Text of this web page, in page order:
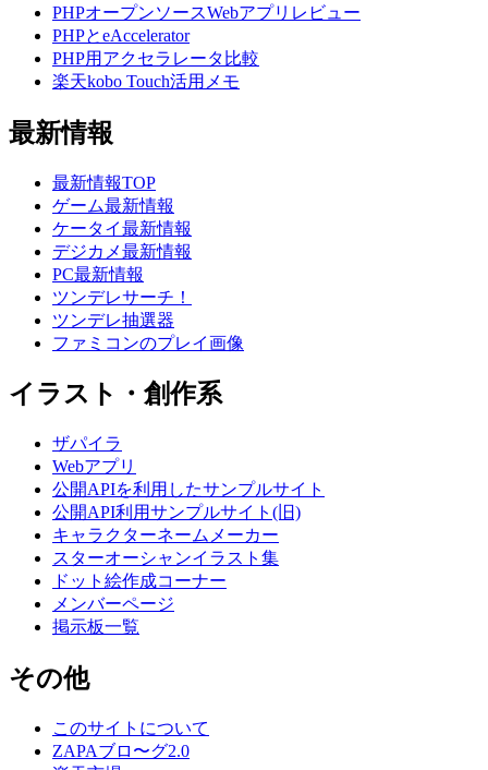
PHPオープンソースWebアプリレビュー
PHPとeAccelerator
PHP用アクセラレータ比較
楽天kobo Touch活用メモ
最新情報
最新情報TOP
ゲーム最新情報
ケータイ最新情報
デジカメ最新情報
PC最新情報
ツンデレサーチ！
ツンデレ抽選器
ファミコンのプレイ画像
イラスト・創作系
ザパイラ
Webアプリ
公開APIを利用したサンプルサイト
公開API利用サンプルサイト(旧)
キャラクターネームメーカー
スターオーシャンイラスト集
ドット絵作成コーナー
メンバーページ
掲示板一覧
その他
このサイトについて
ZAPAブロ〜グ2.0